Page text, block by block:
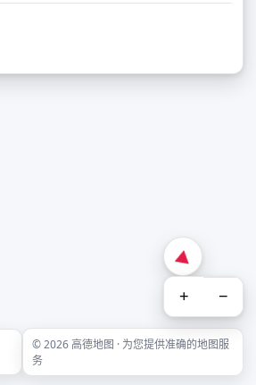
+ −
© 2026 高德地图 · 为您提供准确的地图服
务